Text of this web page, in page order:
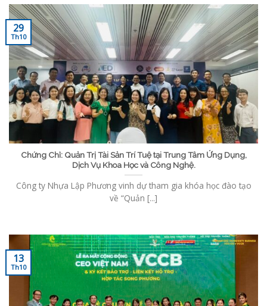
Chứng Chỉ: Quản Trị Tài Sản Trí Tuệ tại Trung Tâm Ứng Dụng,
Dịch Vụ Khoa Học và Công Nghệ.
Công ty Nhựa Lập Phương vinh dự tham gia khóa học đào tạo
về “Quản [...]
29
Th10
13
Th10